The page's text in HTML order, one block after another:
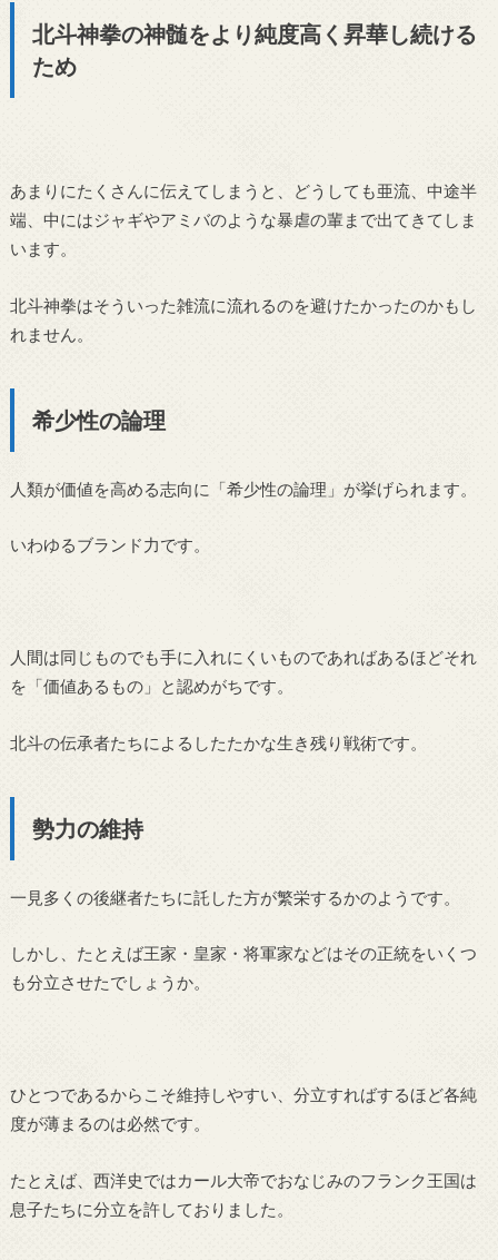
北斗神拳の神髄をより純度高く昇華し続ける
ため
あまりにたくさんに伝えてしまうと、どうしても亜流、中途半
端、中にはジャギやアミバのような暴虐の輩まで出てきてしま
います。
北斗神拳はそういった雑流に流れるのを避けたかったのかもし
れません。
希少性の論理
人類が価値を高める志向に「希少性の論理」が挙げられます。
いわゆるブランド力です。
人間は同じものでも手に入れにくいものであればあるほどそれ
を「価値あるもの」と認めがちです。
北斗の伝承者たちによるしたたかな生き残り戦術です。
勢力の維持
一見多くの後継者たちに託した方が繁栄するかのようです。
しかし、たとえば王家・皇家・将軍家などはその正統をいくつ
も分立させたでしょうか。
ひとつであるからこそ維持しやすい、分立すればするほど各純
度が薄まるのは必然です。
たとえば、西洋史ではカール大帝でおなじみのフランク王国は
息子たちに分立を許しておりました。